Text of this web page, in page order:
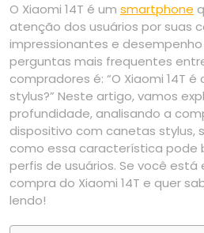
O Xiaomi 14T é um smartphone
atenção dos usuários por suas
impressionantes e desempenho
perguntas mais frequentes
compradores é: “O Xiaomi 14T
stylus?” Neste artigo, vamos
profundidade, analisando a
dispositivo com canetas stylus,
como essa característica pode
perfis de usuários. Se você está
compra do Xiaomi 14T e quer
lendo!